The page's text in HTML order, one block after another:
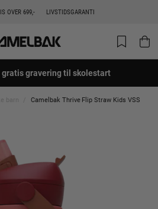
OVER 699,- LIVSTIDSGARANTI
gravering til skolestart
barn Camelbak Thrive Flip Straw Kids VSS